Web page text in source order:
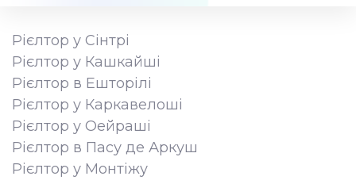
Рієлтор у Сінтрі
Рієлтор у Кашкайші
Рієлтор в Ешторілі
Рієлтор у Каркавелоші
Рієлтор у Оейраші
Рієлтор в Пасу де Аркуш
Рієлтор у Монтіжу